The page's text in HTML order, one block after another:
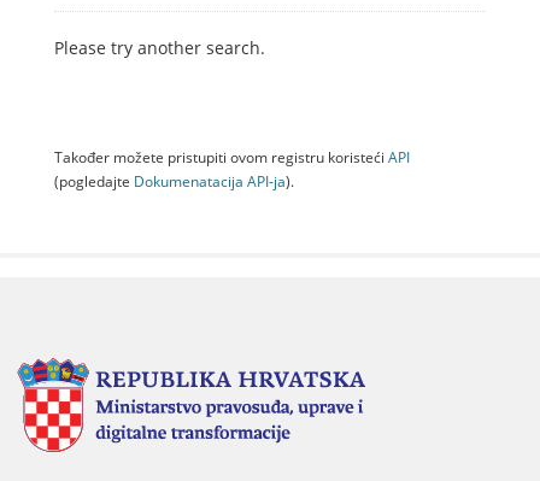
Please try another search.
Također možete pristupiti ovom registru koristeći API
(pogledajte Dokumenаtаcijа API-jа).